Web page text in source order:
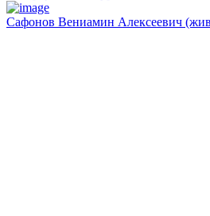
Сафонов Вениамин Алексеевич